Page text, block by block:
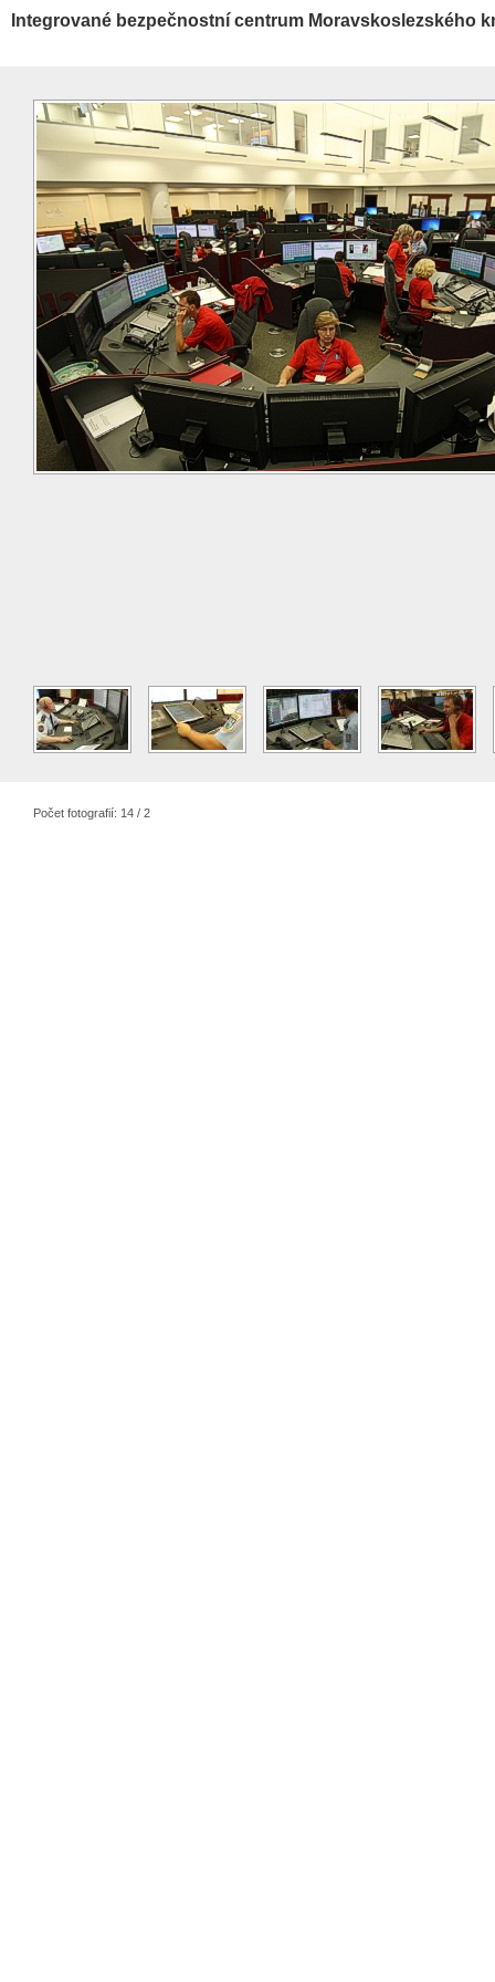
Integrované bezpečnostní centrum Moravskoslezského
Počet fotografií: 14 / 2